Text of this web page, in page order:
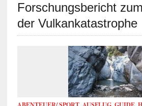
Forschungsbericht
der Vulkankatastrophe